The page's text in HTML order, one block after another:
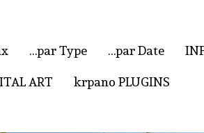
…par Type …par Date
ART krpano PLUGINS